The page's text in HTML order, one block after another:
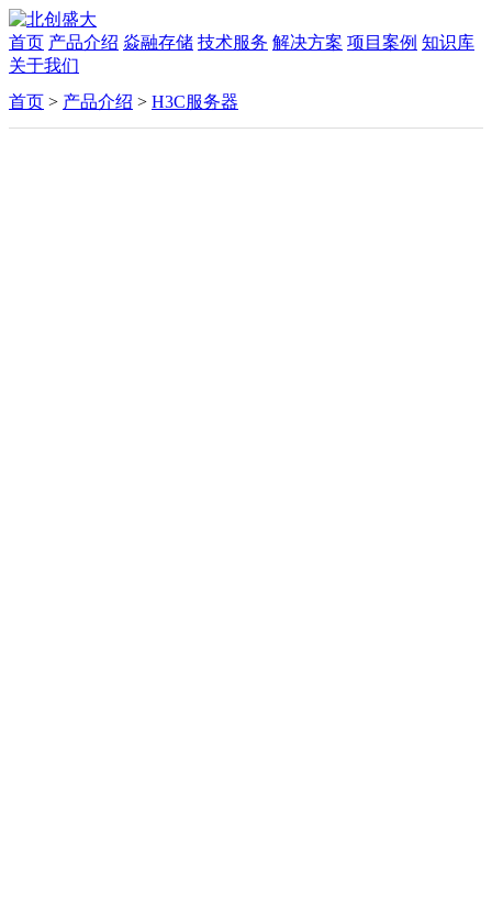
首页 产品介绍 焱融存储 技术服务 解决方案 项目案例 知识库
关于我们
首页 > 产品介绍 > H3C服务器